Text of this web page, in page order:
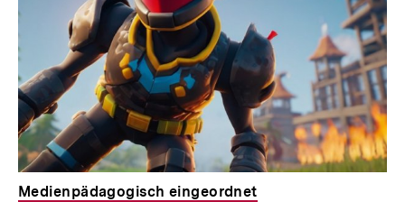
Medienpädagogisch eingeordnet